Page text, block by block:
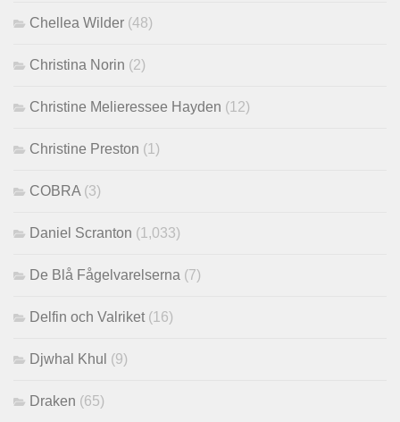
Chellea Wilder (48)
Christina Norin (2)
Christine Melieressee Hayden (12)
Christine Preston (1)
COBRA (3)
Daniel Scranton (1,033)
De Blå Fågelvarelserna (7)
Delfin och Valriket (16)
Djwhal Khul (9)
Draken (65)